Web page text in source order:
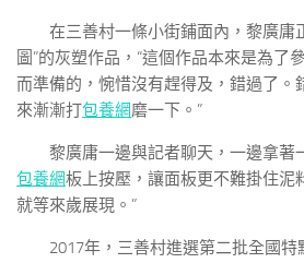
在三善村一條小街鋪面內，黎廣庸
圖”的灰塑作品，“這個作品本來是為了
而準備的，惋惜沒有趕得及，錯過了。
來漸漸打包養網磨一下。”
黎廣庸一邊與記者聊天，一邊拿著
包養網板上按壓，讓面板更不難掛住泥
就等來歲展現。”
2017年，三善村進選第二批全國特